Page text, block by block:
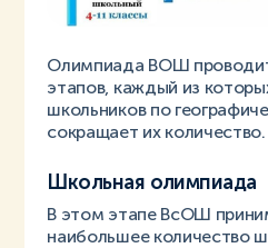
Олимпиада ВОШ
этапов, каждый из
школьников по
сокращает их количество.
Школьная олимпиада
В этом этапе ВсОШ
наибольшее количество